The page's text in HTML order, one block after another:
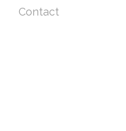
Contact